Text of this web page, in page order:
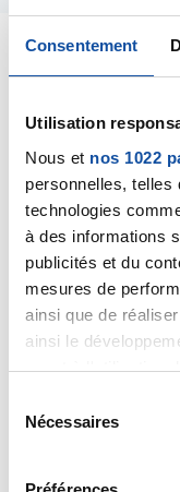
Consentement
Utilisation
Nous et nos 1022
personnelles, telles
technologies
à des informations
publicités et du
mesures de
ainsi que de
ainsi le
quant à l'utilisation
tout moment en
cookies ou en
Nécessaires
15/
bonsoir alice,
après ce que
va lui falloir
de récupération
lourd comme inter.
après je pense
bonne soirée.